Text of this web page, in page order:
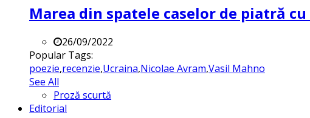
Marea din spatele caselor de piatră
26/09/2022
Popular Tags:
poezie,recenzie,Ucraina,Nicolae Avram,Vasil Mahno
See All
Proză scurtă
Editorial